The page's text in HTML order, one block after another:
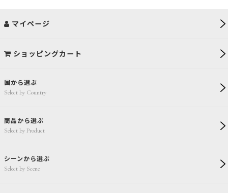
国から選ぶ
Select by Country
商品から選ぶ
Select by Product
シーンから選ぶ
Select by Scene
マイページ
ショッピングカート